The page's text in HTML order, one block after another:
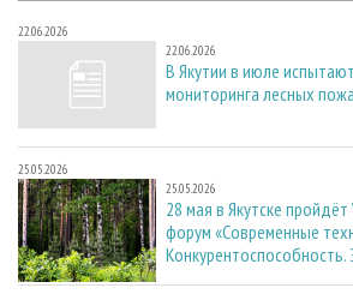
22.06.2026
22.06.2026
В Якутии в июле
мониторинга лесных
25.05.2026
25.05.2026
28 мая в Якутске
форум «Современные